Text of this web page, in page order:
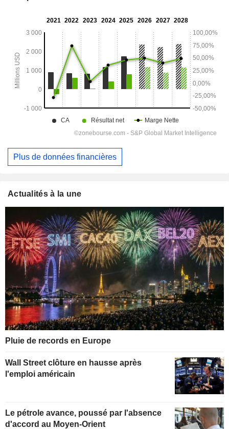
Plus de données financières
Actualités à la une
Pluie de records en Europe
Wall Street clôture en hausse après
l'emploi américain
Le pétrole avance, poussé par l'absence
d'accord au Moyen-Orient